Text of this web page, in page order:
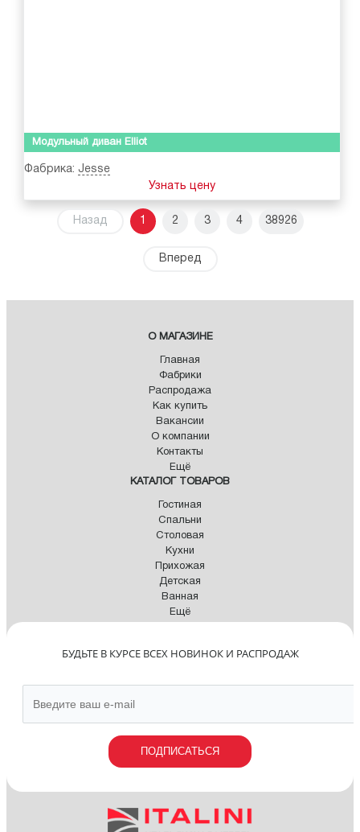
Модульный диван Elliot
Фабрика: Jesse
Узнать цену
Назад 1 2 3 4 38926
Вперед
О МАГАЗИНЕ
Главная
Фабрики
Распродажа
Как купить
Вакансии
О компании
Контакты
Ещё
КАТАЛОГ ТОВАРОВ
Гостиная
Спальни
Столовая
Кухни
Прихожая
Детская
Ванная
Ещё
БУДЬТЕ В КУРСЕ ВСЕХ НОВИНОК И РАСПРОДАЖ
ПОДПИСАТЬСЯ